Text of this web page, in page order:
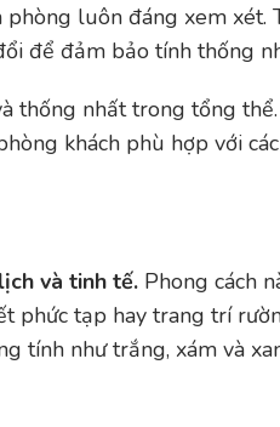
luôn đáng xem xét.
để đảm bảo tính thống
thống nhất trong tổng
khách phù hợp với
và tinh tế. Phong cách
phức tạp hay trang trí
tính như trắng, xám và